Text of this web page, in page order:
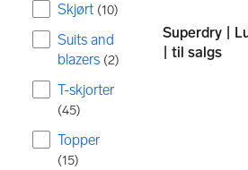
Skjørt (10)
Suits and
blazers (2)
T-skjorter
(45)
Topper
(15)
Superdry |
| til salgs